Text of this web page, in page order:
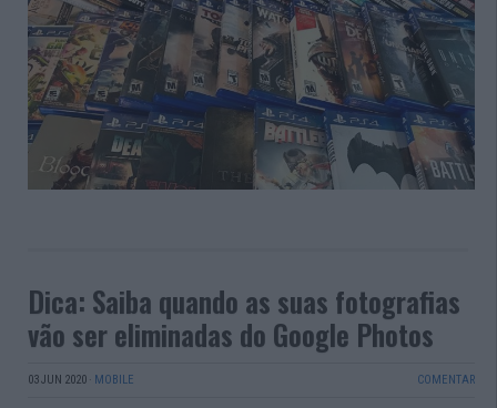
Dica: Saiba quando as suas fotografias
vão ser eliminadas do Google Photos
03 JUN 2020 · MOBILE COMENTAR